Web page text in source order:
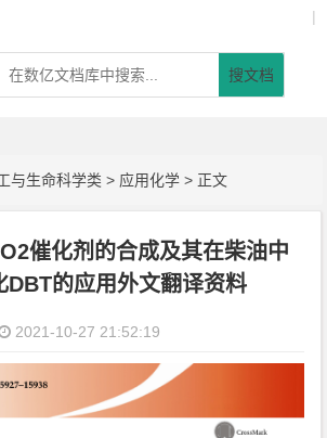
|
搜文档
与生命科学类 > 应用化学 > 正文
催化剂的合成及其在柴油中
DBT的应用外文翻译资料
2021-10-27 21:52:19